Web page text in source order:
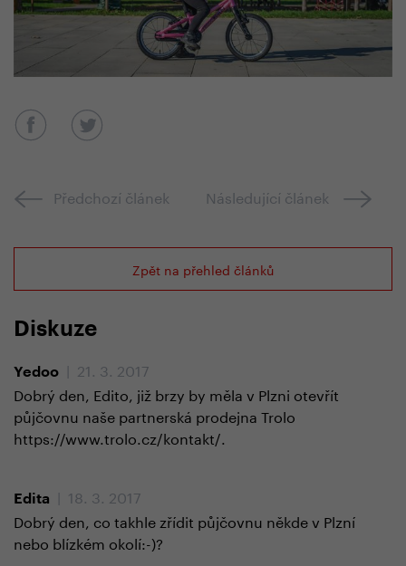
Předchozí článek Následující článek
Zpět na přehled článků
Diskuze
Yedoo
| 21. 3. 2017
Dobrý den, Edito, již brzy by měla v Plzni otevřít
půjčovnu naše partnerská prodejna Trolo
https://www.trolo.cz/kontakt/.
Edita
| 18. 3. 2017
Dobrý den, co takhle zřídit půjčovnu někde v Plzní
nebo blízkém okolí:-)?